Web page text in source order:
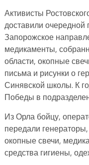
Активисты
доставили очередной
Запорожское
медикаменты,
области, окопные
письма и рисунки о
Синявской школы. К
Победы в
Из Орла бойцу,
передали
окопные свечи,
средства гигиены,